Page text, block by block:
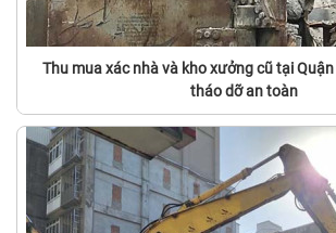
Thu mua xác nhà và kho xưởng cũ tại
tháo dỡ an toàn